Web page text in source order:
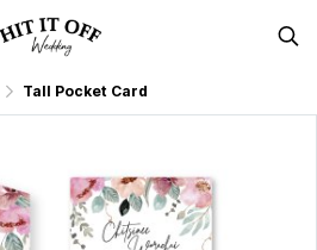
Tall Pocket Card